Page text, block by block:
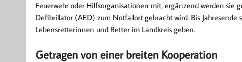
Feuerwehr oder Hilfsorganisationen mit, ergänzend werden sie
Defibrillator (AED) zum Notfallort gebracht wird. Bis
Lebensretterinnen und Retter im Landkreis geben.
Getragen von einer breiten Kooperation